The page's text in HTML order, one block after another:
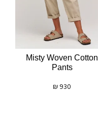
Misty Woven Cotton
Pants
930
₪